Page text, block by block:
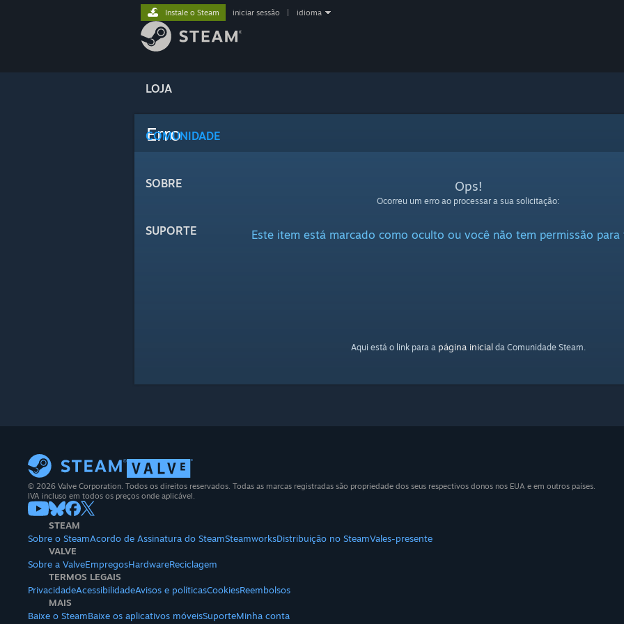
LOJA
COMUNIDADE
SOBRE
SUPORTE
Instale o Steam iniciar sessão idioma
Erro
Ops!
Ocorreu um erro ao processar a sua solicitação:
Este item está marcado como oculto ou você não tem permissão para
Aqui está o link para a página inicial da Comunidade Steam.
© 2026 Valve Corporation. Todos os direitos reservados. Todas as marcas registradas são propriedade dos seus respectivos donos nos EUA e em outros países.
IVA incluso em todos os preços onde aplicável.
STEAM
Sobre o SteamAcordo de Assinatura do SteamSteamworksDistribuição no SteamVales-presente
VALVE
Sobre a ValveEmpregosHardwareReciclagem
TERMOS LEGAIS
PrivacidadeAcessibilidadeAvisos e políticasCookiesReembolsos
MAIS
Baixe o SteamBaixe os aplicativos móveisSuporteMinha conta